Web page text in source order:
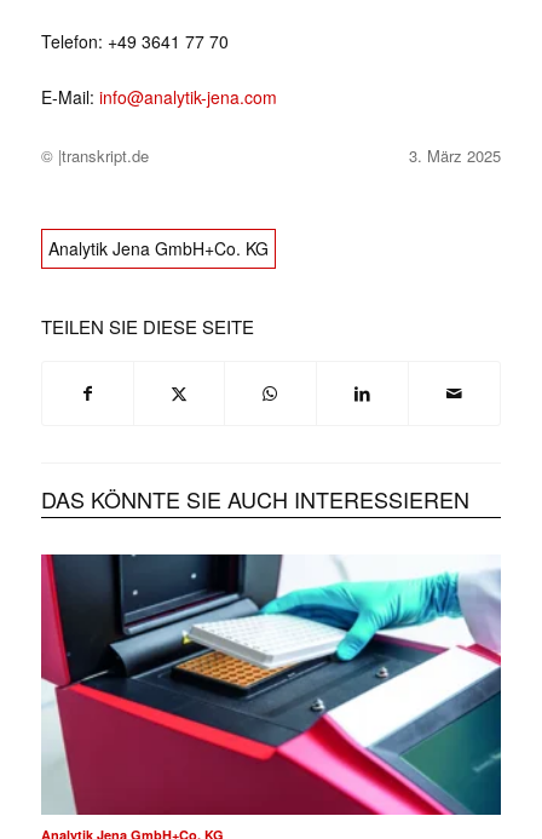
Telefon: +49 3641 77 70
E-Mail: info@analytik-jena.com
© |transkript.de 3. März 2025
Analytik Jena GmbH+Co. KG
TEILEN SIE DIESE SEITE
DAS KÖNNTE SIE AUCH INTERESSIEREN
Analytik Jena GmbH+Co. KG